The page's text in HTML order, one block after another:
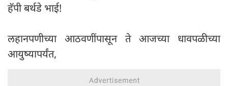
हॅपी बर्थडे भाई!
लहानपणीच्या आठवणींपासून ते आजच्या धावपळीच्या
आयुष्यापर्यंत,